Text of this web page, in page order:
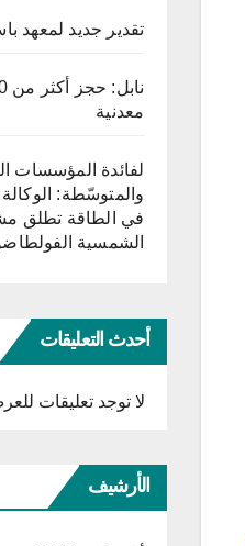
تقدير جديد لمعهد
معدنية
لفائدة المؤسسات
والمتوسّطة:
في الطاقة تطلق
الشمسية
أحدث التعليقات
لا توجد تعليقات
الأرشيف